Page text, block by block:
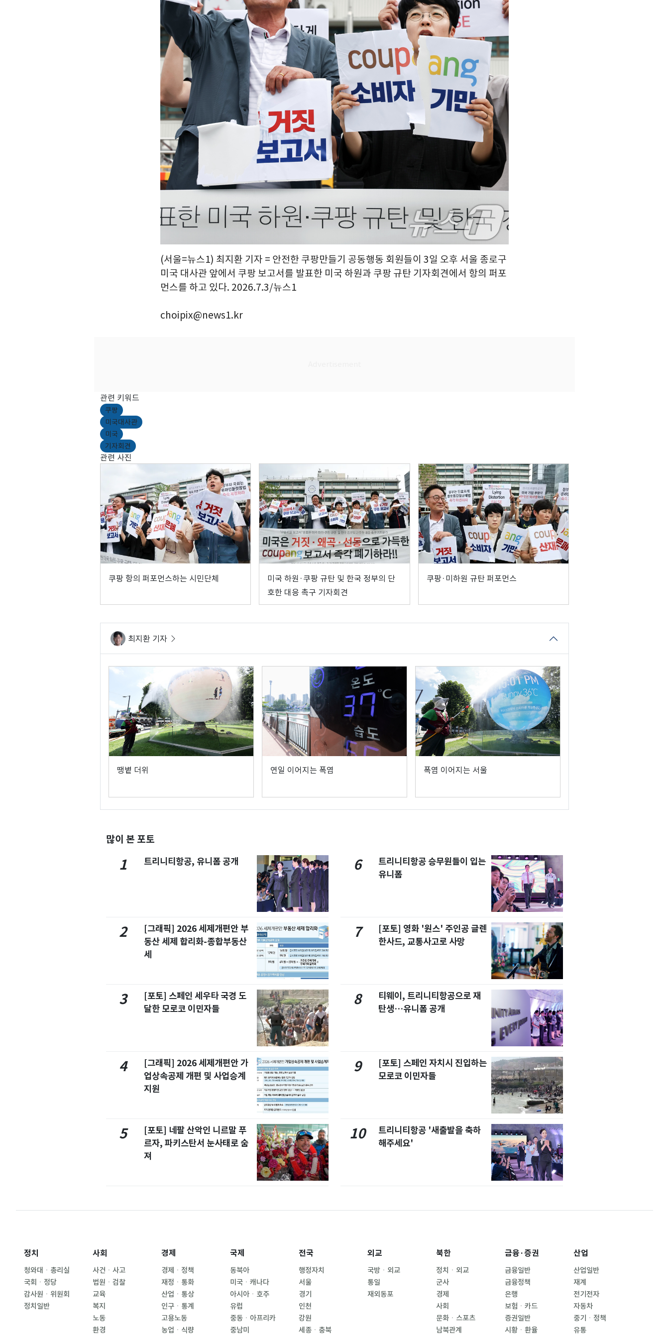
(서울=뉴스1) 최지환 기자 = 안전한 쿠팡만들기 공동행동 회원들이 3일 오후 서울 종로구
미국 대사관 앞에서 쿠팡 보고서를 발표한 미국 하원과 쿠팡 규탄 기자회견에서 항의 퍼포
먼스를 하고 있다. 2026.7.3/뉴스1
choipix@news1.kr
관련 키워드
쿠팡
미국대사관
미국
기자회견
관련 사진
쿠팡 항의 퍼포먼스하는 시민단체
미국 하원·쿠팡 규탄 및 한국 정부의 단
호한 대응 촉구 기자회견
쿠팡·미하원 규탄 퍼포먼스
최지환 기자
땡볕 더위 연일 이어지는 폭염 폭염 이어지는 서울
많이 본 포토
1 트리니티항공, 유니폼 공개
2
[그래픽] 2026 세제개편안 부
동산 세제 합리화-종합부동산
세
3
[포토] 스페인 세우타 국경 도
달한 모로코 이민자들
4
[그래픽] 2026 세제개편안 가
업상속공제 개편 및 사업승계
지원
5
[포토] 네팔 산악인 니르말 푸
르자, 파키스탄서 눈사태로 숨
져
6
트리니티항공 승무원들이 입는
유니폼
7
[포토] 영화 '원스' 주인공 글렌
한사드, 교통사고로 사망
8
티웨이, 트리니티항공으로 재
탄생…유니폼 공개
9
[포토] 스페인 자치시 진입하는
모로코 이민자들
10
트리니티항공 '새출발을 축하
해주세요'
정치
청와대ㆍ총리실
국회ㆍ정당
감사원ㆍ위원회
정치일반
사회
사건ㆍ사고
법원ㆍ검찰
교육
복지
노동
환경
경제
경제ㆍ정책
재정ㆍ통화
산업ㆍ통상
인구ㆍ통계
고용노동
농업ㆍ식량
국제
동북아
미국ㆍ캐나다
아시아ㆍ호주
유럽
중동ㆍ아프리카
중남미
전국
행정자치
서울
경기
인천
강원
세종ㆍ충북
외교
국방ㆍ외교
통일
재외동포
북한
정치ㆍ외교
군사
경제
사회
문화ㆍ스포츠
남북관계
금융·증권
금융일반
금융정책
은행
보험ㆍ카드
증권일반
시황ㆍ환율
산업
산업일반
재계
전기전자
자동차
중기ㆍ정책
유통